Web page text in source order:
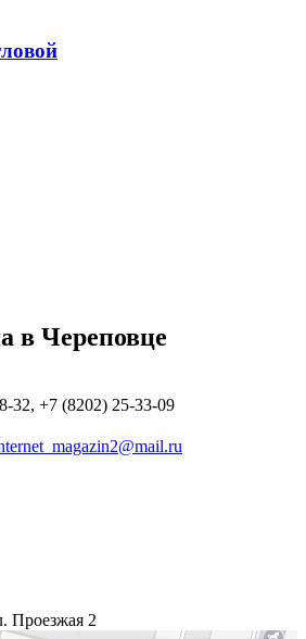
в Череповце
32, +7 (8202) 25-33-09
Проезжая 2